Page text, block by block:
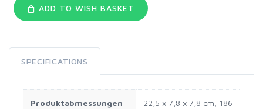
ADD TO WISH BASKET
SPECIFICATIONS
Produktabmessungen
‎22,5 x 7,8 x 7,8 cm; 186